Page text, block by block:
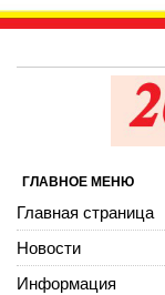
ГЛАВНОЕ МЕНЮ
Главная страница
Новости
Информация